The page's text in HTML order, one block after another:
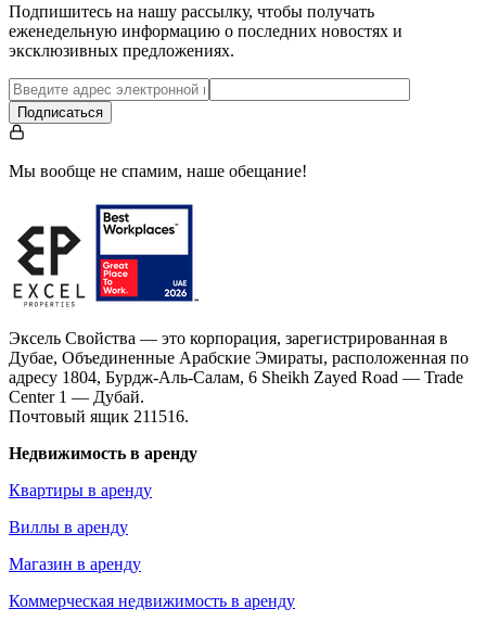
Подпишитесь на нашу рассылку, чтобы получать
еженедельную информацию о последних новостях и
эксклюзивных предложениях.
Подписаться
Мы вообще не спамим, наше обещание!
Эксель Свойства — это корпорация, зарегистрированная в
Дубае, Объединенные Арабские Эмираты, расположенная по
адресу 1804, Бурдж-Аль-Салам, 6 Sheikh Zayed Road — Trade
Center 1 — Дубай.
Почтовый ящик 211516.
Недвижимость в аренду
Квартиры в аренду
Виллы в аренду
Магазин в аренду
Коммерческая недвижимость в аренду